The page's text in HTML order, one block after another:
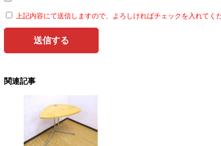
上記内容にて送信しますので、よろしければチェックを入れてく
関連記事